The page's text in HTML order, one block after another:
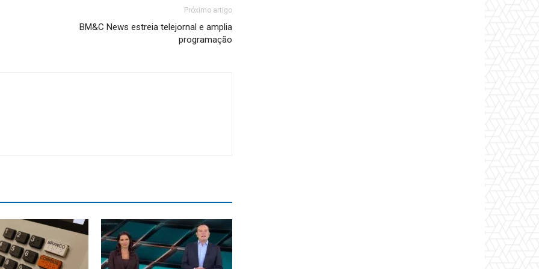
Próximo artigo
BM&C News estreia telejornal e amplia
programação